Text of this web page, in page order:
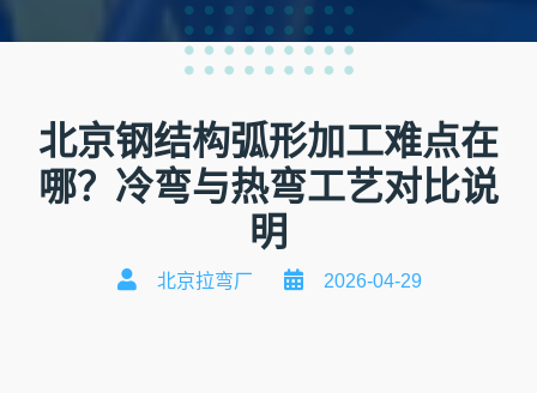
北京钢结构弧形加工难点在
哪？冷弯与热弯工艺对比说
明
北京拉弯厂 2026-04-29